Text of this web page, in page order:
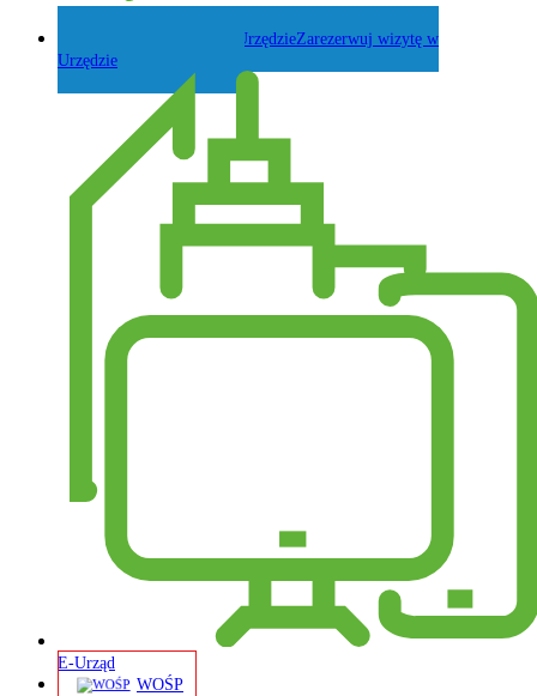
Zarezerwuj wizytę w
Urzędzie
E-Urząd
WOŚP